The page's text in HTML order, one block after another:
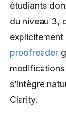
étudiants
du niveau 3,
proofreader
s’intègre
Clarity.